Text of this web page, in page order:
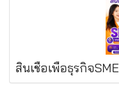
สินเชื่อเพื่อธุรกิจSME